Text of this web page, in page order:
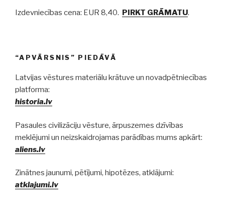
Izdevniecības cena: EUR 8,40. PIRKT GRĀMATU.
“APVĀRSNIS” PIEDĀVĀ
Latvijas vēstures materiālu krātuve un novadpētniecības
platforma:
historia.lv
Pasaules civilizāciju vēsture, ārpuszemes dzīvības
meklējumi un neizskaidrojamas parādības mums apkārt:
aliens.lv
Zinātnes jaunumi, pētījumi, hipotēzes, atklājumi:
atklajumi.lv